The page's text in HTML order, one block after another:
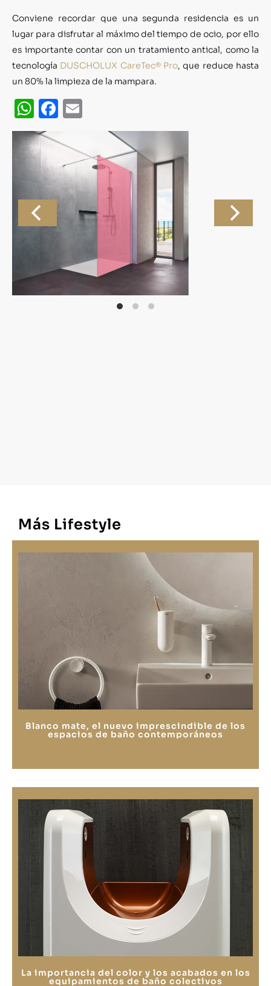
Conviene recordar que una segunda residencia es un
lugar para disfrutar al máximo del tiempo de ocio, por ello
es importante contar con un tratamiento antical, como la
tecnología DUSCHOLUX CareTec® Pro, que reduce hasta
un 80% la limpieza de la mampara.
WhatsApp
Facebook
Más Lifestyle
Blanco mate, el nuevo imprescindible de los
espacios de baño contemporáneos
La importancia del color y los acabados en los
equipamientos de baño colectivos